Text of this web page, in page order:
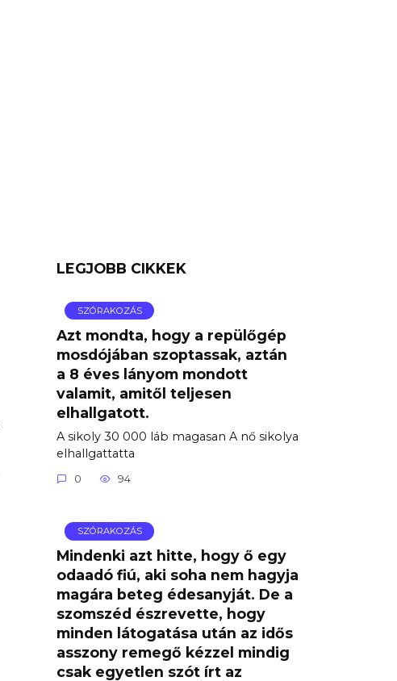
LEGJOBB CIKKEK
SZÓRAKOZÁS
Azt mondta, hogy a repülőgép
mosdójában szoptassak, aztán
a 8 éves lányom mondott
valamit, amitől teljesen
elhallgatott.
A sikoly 30 000 láb magasan A nő sikolya
elhallgattatta
0 94
SZÓRAKOZÁS
Mindenki azt hitte, hogy ő egy
odaadó fiú, aki soha nem hagyja
magára beteg édesanyját. De a
szomszéd észrevette, hogy
minden látogatása után az idős
asszony remegő kézzel mindig
csak egyetlen szót írt az